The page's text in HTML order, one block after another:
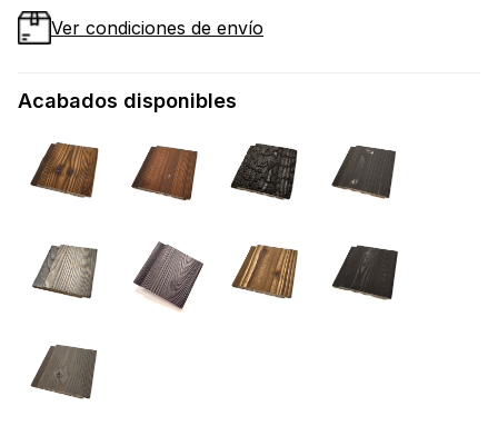
Ver condiciones de envío
Acabados disponibles